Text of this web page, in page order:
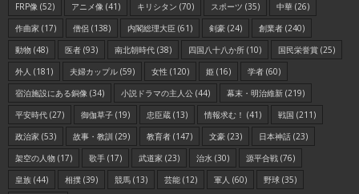
FRP像 (52) アニメ像 (41) キリシタン (70) スポーツ (35) 中華 (26)
作曲家 (17) 僧侶 (138) 内閣総理大臣 (61) 剣豪 (24) 創業者 (240)
動物 (48) 医者 (93) 南北朝時代 (38) 四国八十八か所 (10) 国民栄誉賞 (25)
外人 (181) 夫婦カップル (59) 女性 (120) 姫 (16) 学者 (60)
宿泊施設にある銅像 (34) 小説ドラマの主人公 (44) 幕末・明治維新 (219)
平安時代 (27) 御伽草子 (19) 忠臣蔵 (13) 情報求む！ (41) 戦国 (211)
政治家 (53) 故事・教訓 (29) 教育者 (147) 文豪 (23) 日本神話 (23)
架空の人物 (17) 歌手 (17) 武道家 (23) 治水 (30) 源平合戦 (76)
皇族 (44) 相撲 (39) 競馬 (13) 芸能 (12) 軍人 (60) 野球 (35)